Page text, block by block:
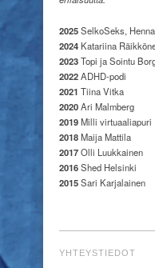
2025SelkoSeks,
2024 Katariina
2023Topi ja Sointu
2022ADHD-podi
2021 Tiina Vitka
2020Ari Malmberg
2019Milli virtuaaliapuri
2018Maija Mattila
2017Olli Luukkainen
2016Shed Helsinki
2015Sari Karjalainen
YHTEYSTIEDOT